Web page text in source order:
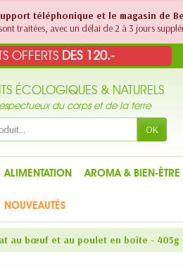
téléphonique et le magasin de
traitées, avec un délai de 2 à 3 jours
OFFERTS DES 120.-
ÉCOLOGIQUES & NATURELS
du corps et de la terre
OK
ALIMENTATION AROMA & BIEN-ÊTRE
NOUVEAUTÉS
au bœuf et au poulet en boîte - 405g